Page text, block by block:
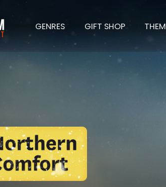
GENRES GIFT SHOP
Northern